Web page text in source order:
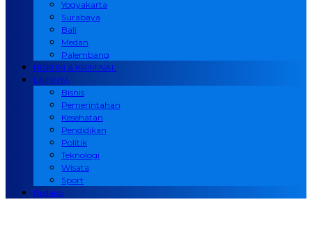
Yogyakarta
Surabaya
Bali
Medan
Palembang
HUKUM & KRIMINAL
LAINNYA
Bisnis
Pemerintahan
Kesehatan
Pendidikan
Politik
Teknologi
Wisata
Sport
Redaksi